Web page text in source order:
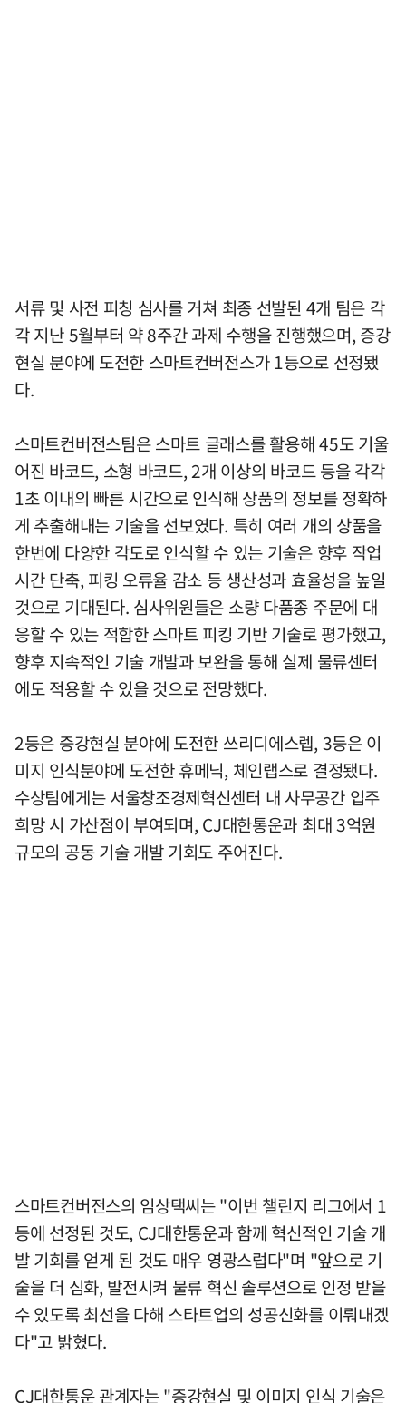
서류 및 사전 피칭 심사를 거쳐 최종 선발된 4개 팀은 각
각 지난 5월부터 약 8주간 과제 수행을 진행했으며, 증강
현실 분야에 도전한 스마트컨버전스가 1등으로 선정됐
다.
스마트컨버전스팀은 스마트 글래스를 활용해 45도 기울
어진 바코드, 소형 바코드, 2개 이상의 바코드 등을 각각
1초 이내의 빠른 시간으로 인식해 상품의 정보를 정확하
게 추출해내는 기술을 선보였다. 특히 여러 개의 상품을
한번에 다양한 각도로 인식할 수 있는 기술은 향후 작업
시간 단축, 피킹 오류율 감소 등 생산성과 효율성을 높일
것으로 기대된다. 심사위원들은 소량 다품종 주문에 대
응할 수 있는 적합한 스마트 피킹 기반 기술로 평가했고,
향후 지속적인 기술 개발과 보완을 통해 실제 물류센터
에도 적용할 수 있을 것으로 전망했다.
2등은 증강현실 분야에 도전한 쓰리디에스렙, 3등은 이
미지 인식분야에 도전한 휴메닉, 체인랩스로 결정됐다.
수상팀에게는 서울창조경제혁신센터 내 사무공간 입주
희망 시 가산점이 부여되며, CJ대한통운과 최대 3억원
규모의 공동 기술 개발 기회도 주어진다.
스마트컨버전스의 임상택씨는 "이번 챌린지 리그에서 1
등에 선정된 것도, CJ대한통운과 함께 혁신적인 기술 개
발 기회를 얻게 된 것도 매우 영광스럽다"며 "앞으로 기
술을 더 심화, 발전시켜 물류 혁신 솔루션으로 인정 받을
수 있도록 최선을 다해 스타트업의 성공신화를 이뤄내겠
다"고 밝혔다.
CJ대한통운 관계자는 "증강현실 및 이미지 인식 기술은